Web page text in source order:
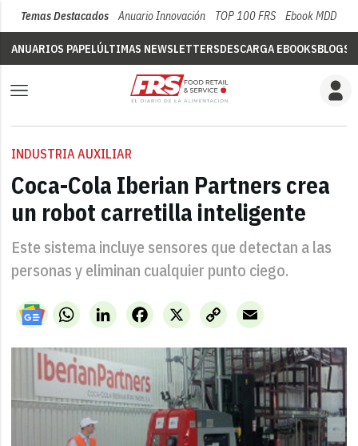
Temas Destacados Anuario Innovación TOP 100 FRS Ebook MDD
ANUARIOS PAPELÚLTIMAS NEWSLETTERSDESCARGA EBOOKSBLOGS
INDUSTRIA AUXILIAR
Coca-Cola Iberian Partners crea
un robot carretilla inteligente
Este sistema incluye sensores que detectan a las
personas y eliminan cualquier punto ciego.
WhatsAppLinkedIn X
Facebook
Copy
Link
Email